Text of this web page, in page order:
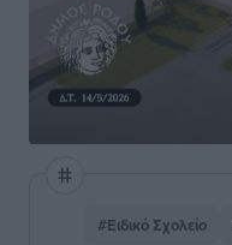
#Ειδικό Σχολείο